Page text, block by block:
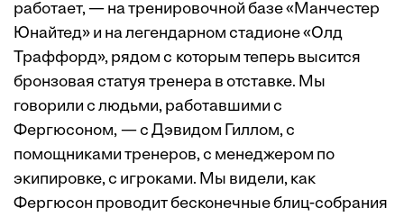
работает, — на тренировочной базе «Манчестер
Юнайтед» и на легендарном стадионе «Олд
Траффорд», рядом с которым теперь высится
бронзовая статуя тренера в отставке. Мы
говорили с людьми, работавшими с
Фергюсоном, — с Дэвидом Гиллом, c
помощниками тренеров, c менеджером по
экипировке, с игроками. Мы видели, как
Фергюсон проводит бесконечные блиц-собрания